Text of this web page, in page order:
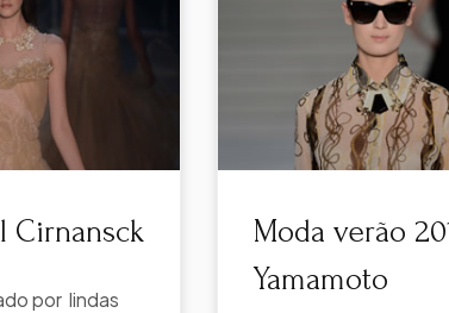
Cirnansck
por lindas
Moda verão
Yamamoto